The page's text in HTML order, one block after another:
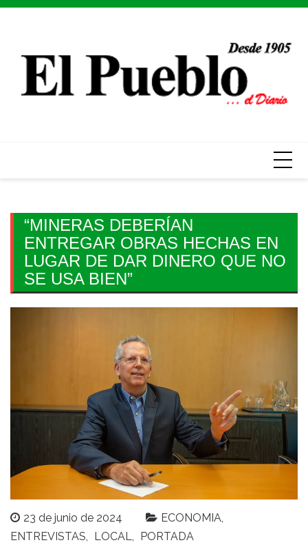
Skip
“MINERAS DEBERÍAN
ENTREGAR OBRAS HECHAS EN
LUGAR DE DAR DINERO QUE NO
SE USA BIEN”
23 de junio de 2024
ECONOMIA
ENTREVISTAS
LOCAL PORTADA